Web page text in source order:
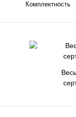
Комплектность